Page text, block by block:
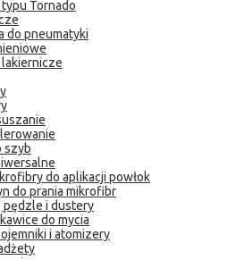
Tornado
do pneumatyki
szyb
do aplikacji powłok
do prania mikrofibr
pędzle i dustery
do mycia
i atomizery